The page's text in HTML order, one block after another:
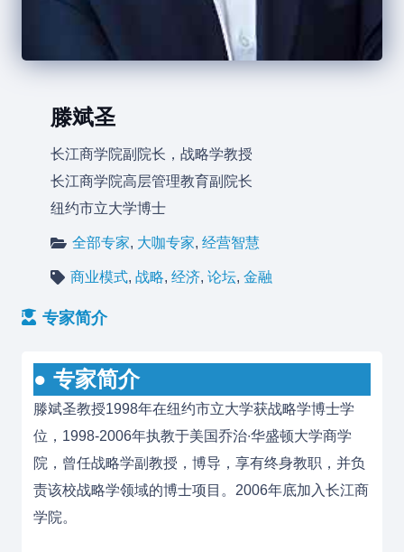
滕斌圣
长江商学院副院长，战略学教授
长江商学院高层管理教育副院长
纽约市立大学博士
全部专家, 大咖专家,经营智慧
商业模式,战略,经济,论坛,金融
专家简介
● 专家简介
滕斌圣教授1998年在纽约市立大学获战略学博士学
位，1998-2006年执教于美国乔治∙华盛顿大学商学
院，曾任战略学副教授，博导，享有终身教职，并负
责该校战略学领域的博士项目。2006年底加入长江商
学院。